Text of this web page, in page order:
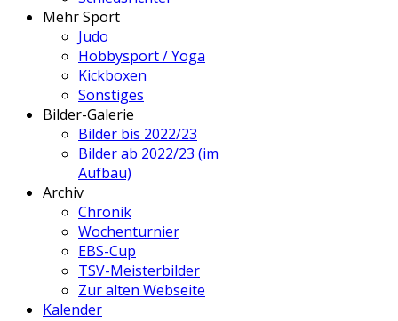
Mehr Sport
Judo
Hobbysport / Yoga
Kickboxen
Sonstiges
Bilder-Galerie
Bilder bis 2022/23
Bilder ab 2022/23 (im
Aufbau)
Archiv
Chronik
Wochenturnier
EBS-Cup
TSV-Meisterbilder
Zur alten Webseite
Kalender